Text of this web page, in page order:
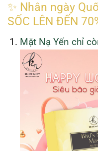
✨ Nhân ngày
SỐC LÊN ĐẾN
Mặt Nạ Yến chỉ